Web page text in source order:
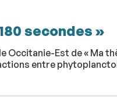
secondes »
Occitanie-Est de « Ma
entre